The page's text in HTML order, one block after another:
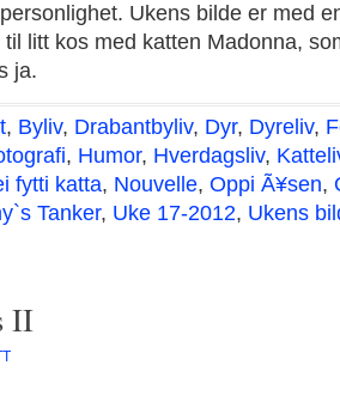
Ukens bilde er med
litt kos med katten Madonna,
ja.
, Byliv, Drabantbyliv, Dyr, Dyreliv,
, Humor, Hverdagsliv,
fytti katta, Nouvelle, Oppi Ã¥sen,
Tanker, Uke 17-2012, Ukens
II